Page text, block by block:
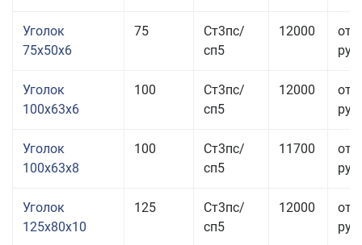
Уголок
75x50x6
75
Ст3пс/
сп5
12000
от
руб.
Уголок
100x63x6
100
Ст3пс/
сп5
12000
от
руб.
Уголок
100x63x8
100
Ст3пс/
сп5
11700
от
руб.
Уголок
125x80x10
125
Ст3пс/
сп5
12000
от
руб.